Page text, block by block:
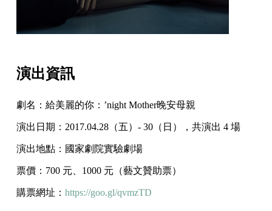
演出資訊
劇名：給美麗的你：’night Mother晚安母親
演出日期：2017.04.28（五）- 30（日），共演出 4 場
演出地點：國家劇院實驗劇場
票價：700 元、1000 元（藝文贊助票）
購票網址： https://goo.gl/qvmzTD